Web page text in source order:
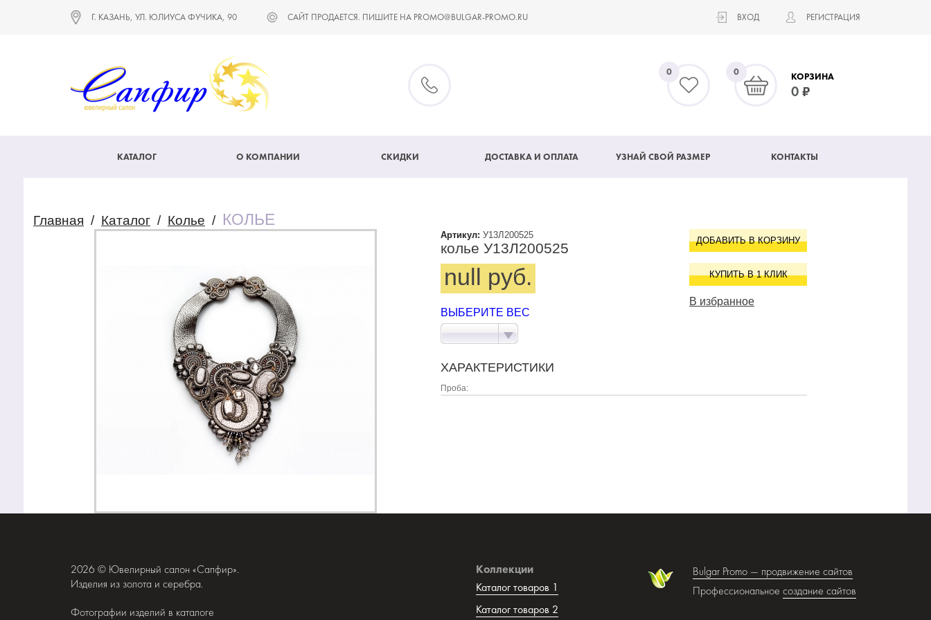
Г. КАЗАНЬ, УЛ. ЮЛИУСА ФУЧИКА, 90 САЙТ ПРОДАЕТСЯ. ПИШИТЕ НА PROMO@BULGAR-PROMO.RU ВХОД РЕГИСТРАЦИЯ
0 0 КОРЗИНА
0
КАТАЛОГ О КОМПАНИИ СКИДКИ ДОСТАВКА И ОПЛАТА УЗНАЙ СВОЙ РАЗМЕР КОНТАКТЫ
Главная / Каталог / Колье / КОЛЬЕ
Артикул: У13Л200525
колье У13Л200525
null руб.
ВЫБЕРИТЕ ВЕС
ДОБАВИТЬ В КОРЗИНУ
КУПИТЬ В 1 КЛИК
В избранное
ХАРАКТЕРИСТИКИ
Проба:
2026 © Ювелирный салон «Сапфир».
Изделия из золота и серебра.
Фотографии изделий в каталоге
Коллекции
Каталог товаров 1
Каталог товаров 2
Bulgar Promo — продвижение сайтов
Профессиональное создание сайтов